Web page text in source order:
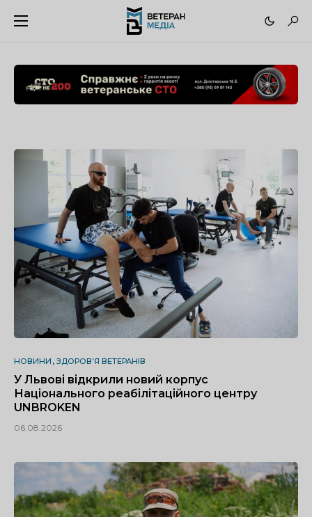
НОВИНИ ЗДОРОВ’Я ВЕТЕРАНІВ
У Львові відкрили новий корпус
Національного реабілітаційного центру
UNBROKEN
06.08.2026